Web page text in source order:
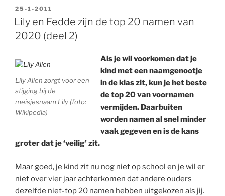
GEPLAATST
OP
25-1-2011
Lily en Fedde zijn de top 20 namen van
2020 (deel 2)
Lily Allen zorgt voor een
stijging bij de
meisjesnaam Lily (foto:
Wikipedia)
Als je wil voorkomen dat je
kind met een naamgenootje
in de klas zit, kun je het beste
de top 20 van voornamen
vermijden. Daarbuiten
worden namen al snel minder
vaak gegeven en is de kans
groter dat je ‘veilig’ zit.
Maar goed, je kind zit nu nog niet op school en je wil er
niet over vier jaar achterkomen dat andere ouders
dezelfde niet-top 20 namen hebben uitgekozen als jij.